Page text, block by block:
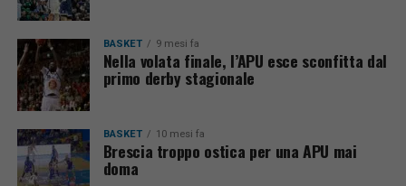
BASKET 9 mesi fa
Nella volata finale, l’APU esce sconfitta dal
primo derby stagionale
BASKET 10 mesi fa
Brescia troppo ostica per una APU mai
doma